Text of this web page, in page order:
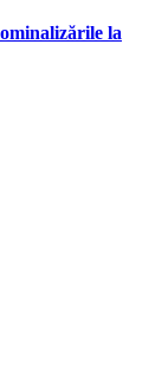
la